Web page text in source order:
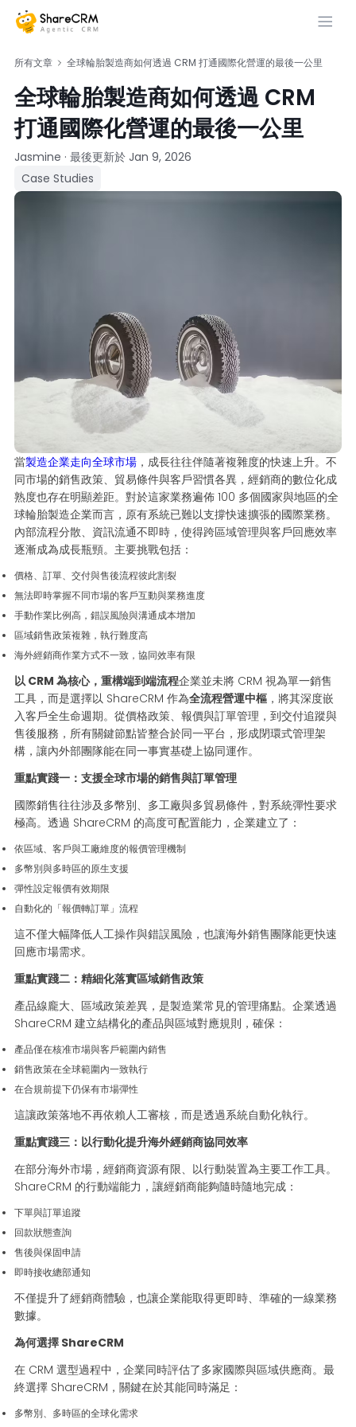
所有文章 全球輪胎製造商如何透過 CRM 打通國際化營運的最後一公里
全球輪胎製造商如何透過 CRM
打通國際化營運的最後一公里
Jasmine · 最後更新於 Jan 9, 2026
Case Studies
當製造企業走向全球市場 ，成長往往伴隨著複雜度的快速上升。不
同市場的銷售政策、貿易條件與客戶習慣各異，經銷商的數位化成
熟度也存在明顯差距。對於這家業務遍佈 100 多個國家與地區的全
球輪胎製造企業而言，原有系統已難以支撐快速擴張的國際業務。
內部流程分散、資訊流通不即時，使得跨區域管理與客戶回應效率
逐漸成為成長瓶頸。主要挑戰包括：
價格、訂單、交付與售後流程彼此割裂
無法即時掌握不同市場的客戶互動與業務進度
手動作業比例高，錯誤風險與溝通成本增加
區域銷售政策複雜，執行難度高
海外經銷商作業方式不一致，協同效率有限
以 CRM 為核心，重構端到端流程企業並未將 CRM 視為單一銷售
工具，而是選擇以 ShareCRM 作為全流程營運中樞 ，將其深度嵌
入客戶全生命週期。從價格政策、報價與訂單管理，到交付追蹤與
售後服務，所有關鍵節點皆整合於同一平台，形成閉環式管理架
構，讓內外部團隊能在同一事實基礎上協同運作。
重點實踐一：支援全球市場的銷售與訂單管理
國際銷售往往涉及多幣別、多工廠與多貿易條件，對系統彈性要求
極高。透過 ShareCRM 的高度可配置能力，企業建立了：
依區域、客戶與工廠維度的報價管理機制
多幣別與多時區的原生支援
彈性設定報價有效期限
自動化的「報價轉訂單」流程
這不僅大幅降低人工操作與錯誤風險，也讓海外銷售團隊能更快速
回應市場需求。
重點實踐二：精細化落實區域銷售政策
產品線龐大、區域政策差異，是製造業常見的管理痛點。企業透過
ShareCRM 建立結構化的產品與區域對應規則，確保：
產品僅在核准市場與客戶範圍內銷售
銷售政策在全球範圍內一致執行
在合規前提下仍保有市場彈性
這讓政策落地不再依賴人工審核，而是透過系統自動化執行。
重點實踐三：以行動化提升海外經銷商協同效率
在部分海外市場，經銷商資源有限、以行動裝置為主要工作工具。
ShareCRM 的行動端能力，讓經銷商能夠隨時隨地完成：
下單與訂單追蹤
回款狀態查詢
售後與保固申請
即時接收總部通知
不僅提升了經銷商體驗，也讓企業能取得更即時、準確的一線業務
數據。
為何選擇 ShareCRM
在 CRM 選型過程中，企業同時評估了多家國際與區域供應商。最
終選擇 ShareCRM，關鍵在於其能同時滿足：
多幣別、多時區的全球化需求